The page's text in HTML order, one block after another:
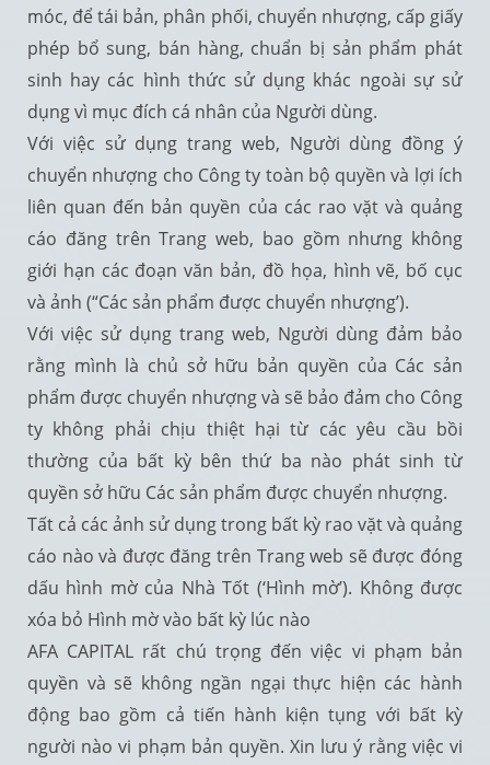
móc, để tái bản, phân phối, chuyển nhượng, cấp giấy
phép bổ sung, bán hàng, chuẩn bị sản phẩm phát
sinh hay các hình thức sử dụng khác ngoài sự sử
dụng vì mục đích cá nhân của Người dùng.
Với việc sử dụng trang web, Người dùng đồng ý
chuyển nhượng cho Công ty toàn bộ quyền và lợi ích
liên quan đến bản quyền của các rao vặt và quảng
cáo đăng trên Trang web, bao gồm nhưng không
giới hạn các đoạn văn bản, đồ họa, hình vẽ, bố cục
và ảnh (“Các sản phẩm được chuyển nhượng’).
Với việc sử dụng trang web, Người dùng đảm bảo
rằng mình là chủ sở hữu bản quyền của Các sản
phẩm được chuyển nhượng và sẽ bảo đảm cho Công
ty không phải chịu thiệt hại từ các yêu cầu bồi
thường của bất kỳ bên thứ ba nào phát sinh từ
quyền sở hữu Các sản phẩm được chuyển nhượng.
Tất cả các ảnh sử dụng trong bất kỳ rao vặt và quảng
cáo nào và được đăng trên Trang web sẽ được đóng
dấu hình mờ của Nhà Tốt (‘Hình mờ’). Không được
xóa bỏ Hình mờ vào bất kỳ lúc nào
AFA CAPITAL rất chú trọng đến việc vi phạm bản
quyền và sẽ không ngần ngại thực hiện các hành
động bao gồm cả tiến hành kiện tụng với bất kỳ
người nào vi phạm bản quyền. Xin lưu ý rằng việc vi